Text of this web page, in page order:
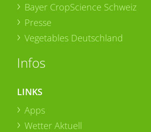
Bayer CropScience Schweiz
Presse
Vegetables Deutschland
Infos
LINKS
Apps
Wetter Aktuell